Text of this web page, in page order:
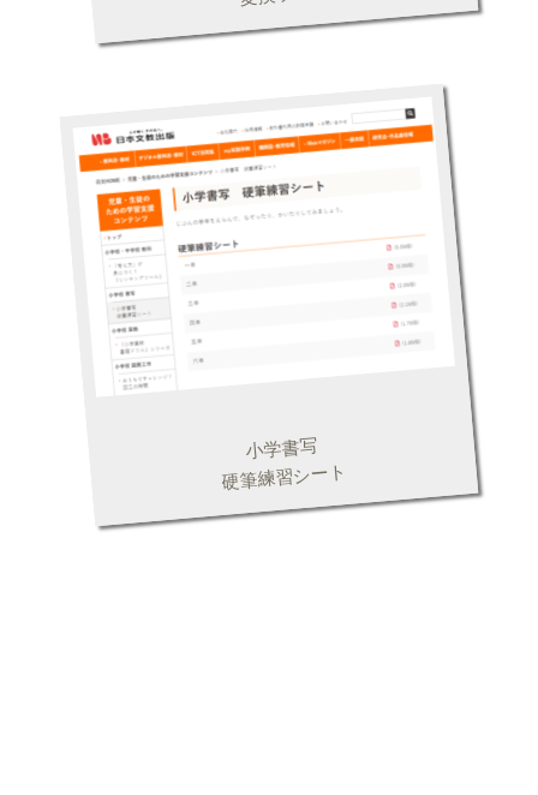
小学書写
硬筆練習シート